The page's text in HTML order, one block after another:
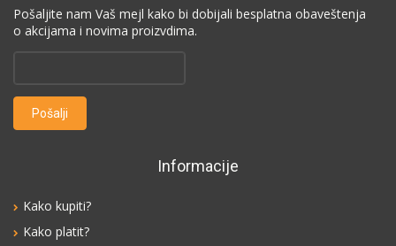
Pošaljite nam Vaš mejl kako bi dobijali besplatna obaveštenja
o akcijama i novima proizvdima.
Informacije
Kako kupiti?
Kako platit?